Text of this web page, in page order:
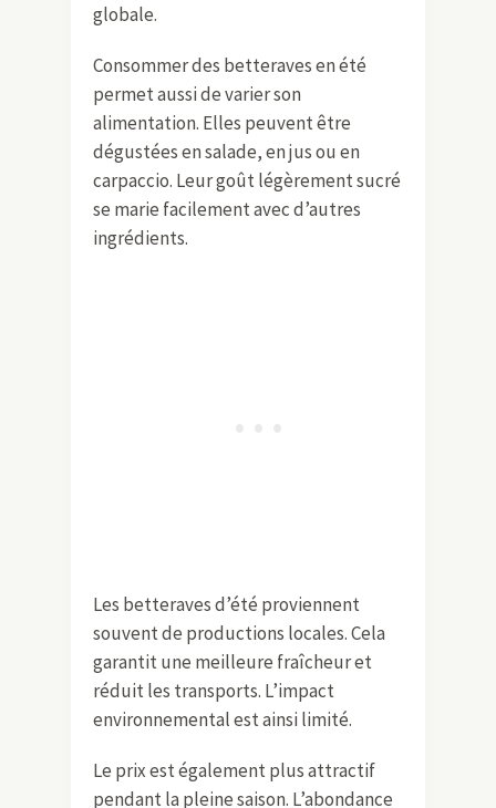
globale.
Consommer des betteraves en été
permet aussi de varier son
alimentation. Elles peuvent être
dégustées en salade, en jus ou en
carpaccio. Leur goût légèrement sucré
se marie facilement avec d’autres
ingrédients.
Les betteraves d’été proviennent
souvent de productions locales. Cela
garantit une meilleure fraîcheur et
réduit les transports. L’impact
environnemental est ainsi limité.
Le prix est également plus attractif
pendant la pleine saison. L’abondance